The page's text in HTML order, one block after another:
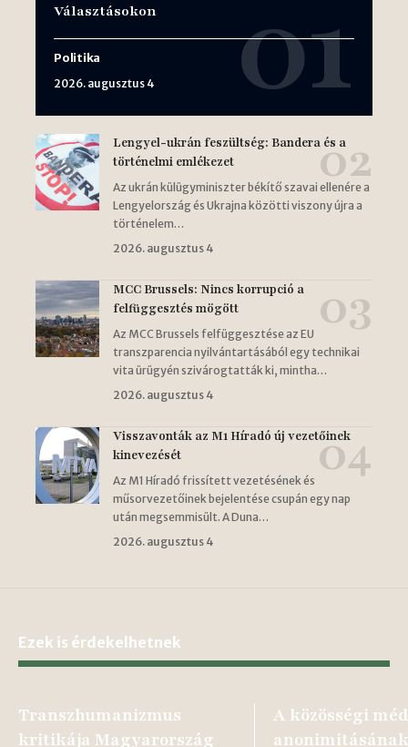
Választásokon
Politika
2026. augusztus 4
Lengyel-ukrán feszültség: Bandera és a
történelmi emlékezet
Az ukrán külügyminiszter békítő szavai ellenére a
Lengyelország és Ukrajna közötti viszony újra a
történelem…
2026. augusztus 4
MCC Brussels: Nincs korrupció a
felfüggesztés mögött
Az MCC Brussels felfüggesztése az EU
transzparencia nyilvántartásából egy technikai
vita ürügyén szivárogtatták ki, mintha…
2026. augusztus 4
Visszavonták az M1 Híradó új vezetőinek
kinevezését
Az M1 Híradó frissített vezetésének és
műsorvezetőinek bejelentése csupán egy nap
után megsemmisült. A Duna…
2026. augusztus 4
Ezek is érdekelhetnek
Transzhumanizmus
kritikája Magyarország
A közösségi
anonimitásának